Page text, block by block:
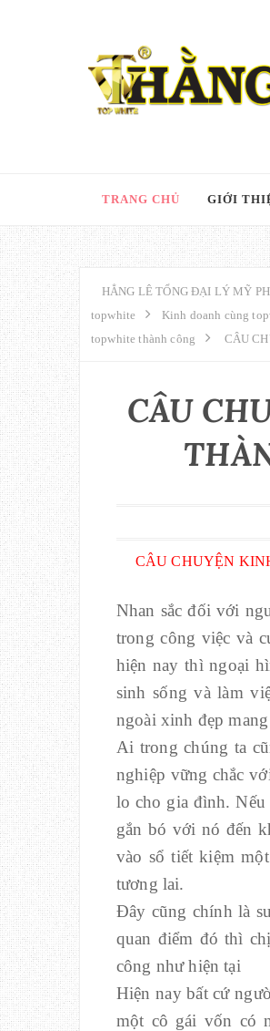
TRANG CHỦ GIỚI
HẲNG LÊ TỔNG ĐẠI LÝ MỸ
topwhite
Kinh doanh cùng
topwhite thành công
CÂU
CÂU
CÂU CHUYỆN
Nhan sắc đối với
trong công việc và
hiện nay thì ngoại
sinh sống và làm
ngoài xinh đẹp
Ai trong chúng ta
nghiệp vững chắc
lo cho gia đình.
gắn bó với nó đến
vào sổ tiết kiệm
tương lai.
Đây cũng chính là
quan điểm đó thì
công như hiện tại
Hiện nay bất cứ
một cô gái vốn có